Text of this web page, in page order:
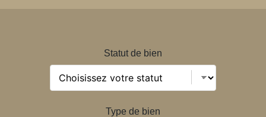
Statut de bien
Type de bien